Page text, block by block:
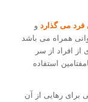
فرد می گذاردو
همراه می باشد
افراد از سر
استفاده
برای رهایی از آن